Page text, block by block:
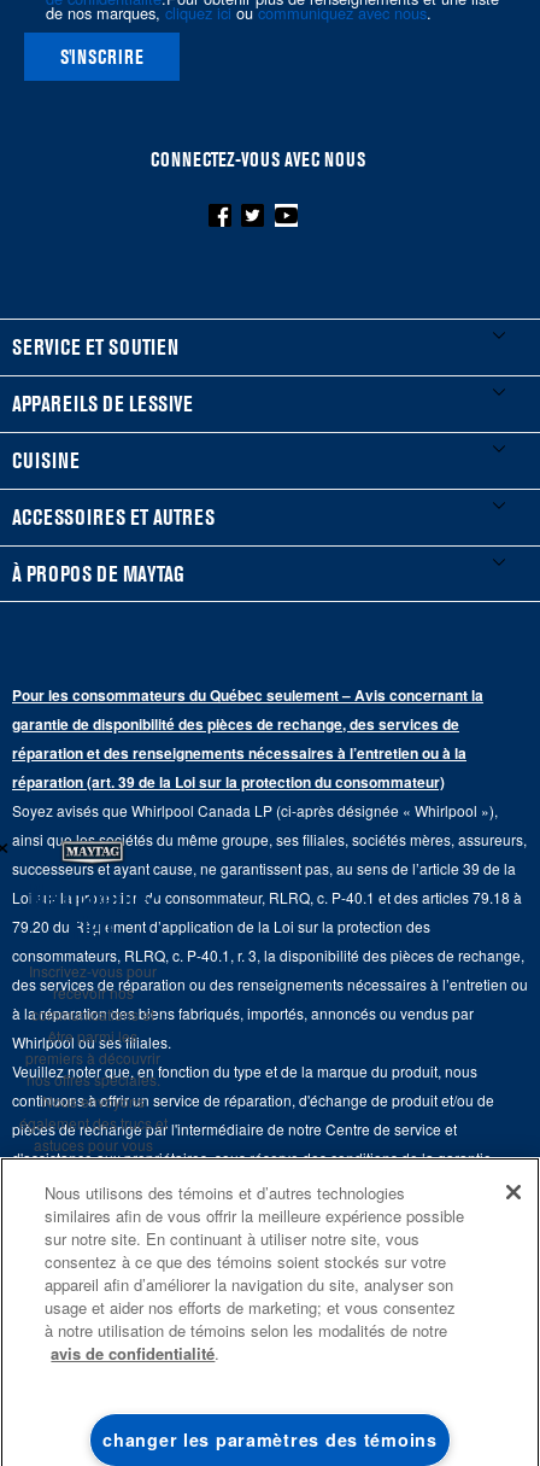
de nos marques,cliquez icioucommuniquez avec nous.
S'INSCRIRE
CONNECTEZ-VOUS AVEC NOUS
FOOTER
SERVICE ET SOUTIEN
Mes électroménagers
Guides et documentation
Planifier une installation
Programmes de service prolongé
Pièces de rechange
Aide sur les produits
Suivre ma commande
Services de livraison et d'installation
Retours et échanges
Accessibilité
Services d'abonnement
Résidents du Québec
APPAREILS DE LESSIVE
Laveuses et sécheuses
Laveuses à chargement vertical
Sécheuses au gaz
Piédestaux de lessive
Qualité Commerciale
Duos de Lessive
CUISINE
Réfrigérateurs
Portes françaises
Congélateur inférieur
Cuisinières
Fours muraux
Hottes
Fours à micro-ondes
ACCESSOIRES ET AUTRES
Accessoires
À PROPOS DE MAYTAG
Communiquez avec nous
Monsieur Maytag
Carrières
Whirlpool et Corporation
Whirlpool au Canada
Pour les consommateurs du Québec seulement – Avis concernant la
garantie de disponibilité des pièces de rechange, des services de
réparation et des renseignements nécessaires à l’entretien ou à la
réparation (art. 39 de la Loi sur la protection du consommateur)
Soyez avisés que Whirlpool Canada LP (ci-après désignée « Whirlpool »),
ainsi que les sociétés du même groupe, ses filiales, sociétés mères, assureurs,
successeurs et ayant cause, ne garantissent pas, au sens de l’article 39 de la
Loi sur la protection du consommateur, RLRQ, c. P-40.1 et des articles 79.18 à
79.20 du Règlement d’application de la Loi sur la protection des
consommateurs, RLRQ, c. P-40.1, r. 3, la disponibilité des pièces de rechange,
des services de réparation ou des renseignements nécessaires à l’entretien ou
à la réparation des biens fabriqués, importés, annoncés ou vendus par
Whirlpool ou ses filiales.
Veuillez noter que, en fonction du type et de la marque du produit, nous
continuons à offrir un service de réparation, d'échange de produit et/ou de
pièces de rechange par l'intermédiaire de notre Centre de service et
d'assistance aux propriétaires, sous réserve des conditions de la garantie
limitée du fabricant. Pour plus d'informations, veuillez consulter les sites Web
de nos différentes marques sous la rubrique « Service et assistance » ou
appeler le 1-800-807-6777. Pour InSinkErator, appelez le 1-800-561-1700.
Ce marchand en ligne est situé au 200-6750, avenue Century, Mississauga
(Ontario) L5N 0B7. ®/TM © 2026 Maytag. Tous droits réservés.
Communiquez avec nous
Ne manquez
rien
Inscrivez-vous pour
recevoir nos
communications et
être parmi les
premiers à découvrir
nos offres spéciales.
Nous envoyons
également des trucs et
astuces pour vous
aider à tirer le meilleur
parti de vos
électroménagers.
S'INSCRIRE
**Une fois que je
m’inscris, Whirlpool
Canada peut
communiquer avec moi,
exclusifs, marques,
produits et services.
Nous utilisons des témoins et d’autres technologies
similaires afin de vous offrir la meilleure expérience possible
sur notre site. En continuant à utiliser notre site, vous
consentez à ce que des témoins soient stockés sur votre
appareil afin d’améliorer la navigation du site, analyser son
usage et aider nos efforts de marketing; et vous consentez
à notre utilisation de témoins selon les modalités de notre
avis de confidentialité.
changer les paramètres des témoins